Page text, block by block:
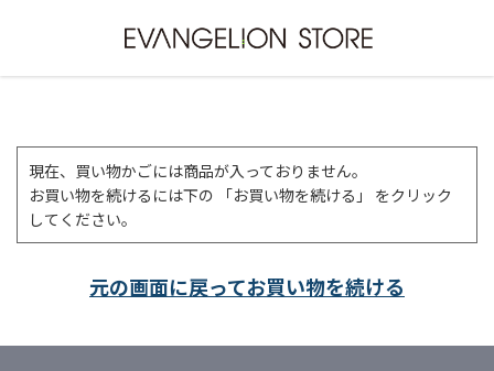
現在、買い物かごには商品が入っておりません。
お買い物を続けるには下の 「お買い物を続ける」 をクリック
してください。
元の画面に戻ってお買い物を続ける